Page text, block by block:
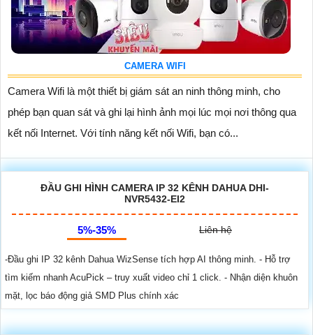
CAMERA WIFI
Camera Wifi là một thiết bị giám sát an ninh thông minh, cho
phép bạn quan sát và ghi lại hình ảnh mọi lúc mọi nơi thông qua
kết nối Internet. Với tính năng kết nối Wifi, bạn có...
ĐẦU GHI HÌNH CAMERA IP 32 KÊNH DAHUA DHI-
NVR5432-EI2
5%-35% Liên hệ
-Đầu ghi IP 32 kênh Dahua WizSense tích hợp AI thông minh. - Hỗ trợ
tìm kiếm nhanh AcuPick – truy xuất video chỉ 1 click. - Nhận diện khuôn
mặt, lọc báo động giả SMD Plus chính xác